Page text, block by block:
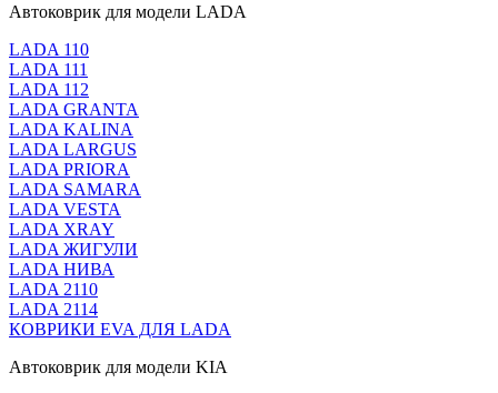
Автоковрик для модели LADA
LADA 110
LADA 111
LADA 112
LADA GRANTA
LADA KALINA
LADA LARGUS
LADA PRIORA
LADA SAMARA
LADA VESTA
LADA XRAY
LADA ЖИГУЛИ
LADA НИВА
LADA 2110
LADA 2114
КОВРИКИ EVA ДЛЯ LADA
Автоковрик для модели KIA